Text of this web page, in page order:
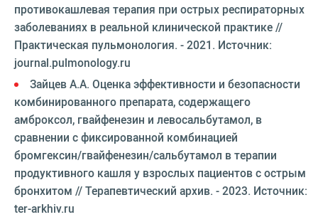
противокашлевая терапия при острых респираторных
заболеваниях в реальной клинической практике //
Практическая пульмонология. - 2021. Источник:
journal.pulmonology.ru
Зайцев А.А. Оценка эффективности и безопасности
комбинированного препарата, содержащего
амброксол, гвайфенезин и левосальбутамол, в
сравнении с фиксированной комбинацией
бромгексин/гвайфенезин/сальбутамол в терапии
продуктивного кашля у взрослых пациентов с острым
бронхитом // Терапевтический архив. - 2023. Источник:
ter-arkhiv.ru